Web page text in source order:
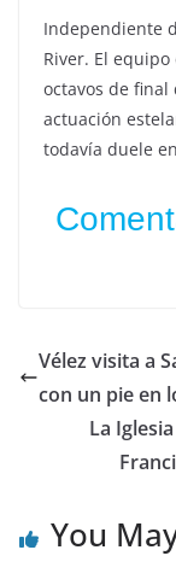
Independiente
River. El
octavos de final
actuación
todavía duele
Vélez visita a
con un pie en
La
You